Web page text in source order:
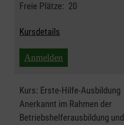
Freie Plätze: 20
Kursdetails
Anmelden
Kurs: Erste-Hilfe-Ausbildung
Anerkannt im Rahmen der
Betriebshelferausbildung und